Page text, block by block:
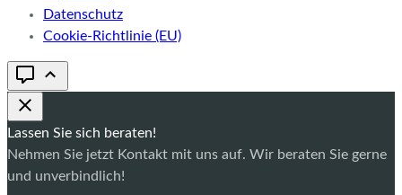
Datenschutz
Cookie-Richtlinie (EU)
Lassen Sie sich beraten!
Nehmen Sie jetzt Kontakt mit uns auf. Wir beraten Sie gerne
und unverbindlich!